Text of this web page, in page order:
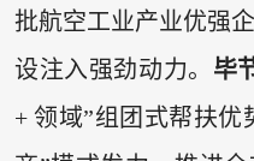
批航空工业产业优强
设注入强劲动力。 毕
+ 领域”组团式帮扶优